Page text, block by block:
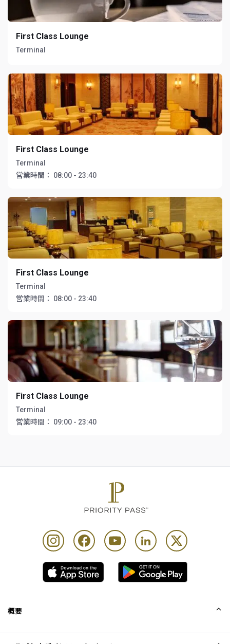
First Class Lounge
Terminal
First Class Lounge
Terminal
営業時間：
08:00 - 23:40
First Class Lounge
Terminal
営業時間：
08:00 - 23:40
First Class Lounge
Terminal
営業時間：
09:00 - 23:40
概要